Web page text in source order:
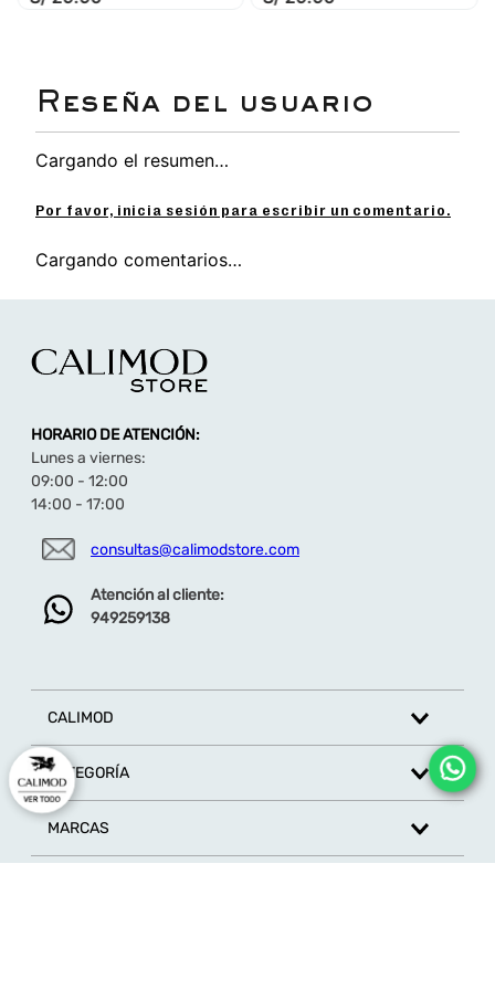
Cargando el resumen…
Por favor, inicia sesión para escribir un comentario.
Cargando comentarios…
HORARIO DE ATENCIÓN:
Lunes a viernes:
09:00 - 12:00
14:00 - 17:00
consultas@calimodstore.com
Atención al cliente:
949259138
CALIMOD
CATEGORÍA
MARCAS